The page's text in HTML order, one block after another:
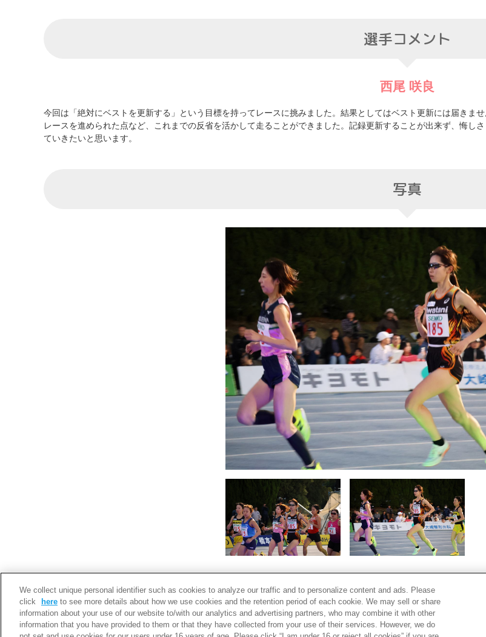
選手コメント
西尾 咲良
今回は「絶対にベストを更新する」という目標を持ってレースに挑みました。結果としてはベスト更新には届きま
レースを進められた点など、これまでの反省を活かして走ることができました。記録更新することが出来ず、悔し
ていきたいと思います。
写真
PAGE TOP
We collect unique personal identifier such as cookies to analyze our traffic and to personalize content and ads. Please
click
here to see more details about how we use cookies and the retention period of each cookie. We may sell or share
information about your use of our website to/with our analytics and advertising partners, who may combine it with other
information that you have provided to them or that they have collected from your use of their services. However, we do